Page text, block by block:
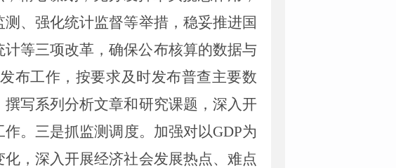
、强化统计监督等举措，稳妥推进国
等三项改革，确保公布核算的数据与
布工作，按要求及时发布普查主要数
写系列分析文章和研究课题，深入开
。 三是抓监测调度。 加强对以GDP为
，深入开展经济社会发展热点、难点